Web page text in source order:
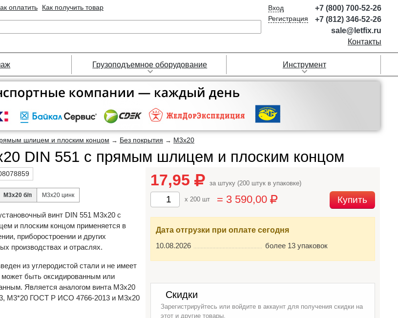
оплатить Как получить товар
Вход
Регистрация
+7 (800) 700-52-26
+7 (812) 346-52-26
sale@letfix.ru
Контакты
Грузоподъемное оборудование Инструмент
шлицем и плоским концом → Без покрытия → М3х20
DIN 551 с прямым шлицем и плоским концом
М3х20 б/п М3х20 цинк
винт DIN 551 М3х20 с
и плоским концом применяется в
приборостроении и других
производствах и отраслях.
из углеродистой стали и не имеет
может быть оксидированным или
Является аналогом винта М3х20
М3*20 ГОСТ Р ИСО 4766-2013 и М3х20
17,95 за штуку (200 штук в упаковке)
x 200 шт = 3 590,00 Купить
Дата отгрузки при оплате сегодня
10.08.2026
более 13 упаковок
Скидки
Зарегистрируйтесь или войдите в аккаунт для получения скидки на
этот и другие товары.